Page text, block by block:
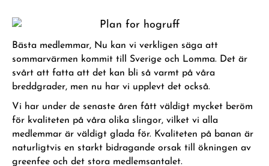
Bästa medlemmar, Nu kan vi verkligen säga att
sommarvärmen kommit till Sverige och Lomma. Det är
svårt att fatta att det kan bli så varmt på våra
breddgrader, men nu har vi upplevt det också.
Vi har under de senaste åren fått väldigt mycket beröm
för kvaliteten på våra olika slingor, vilket vi alla
medlemmar är väldigt glada för. Kvaliteten på banan är
naturligtvis en starkt bidragande orsak till ökningen av
greenfee och det stora medlemsantalet.